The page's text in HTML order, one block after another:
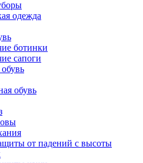
одежда
ботинки
сапоги
обувь
от падений с высоты